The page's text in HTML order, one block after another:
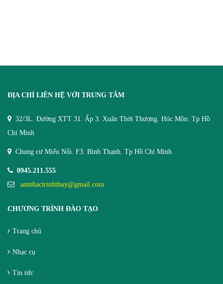
ĐỊA CHỈ LIÊN HỆ VỚI TRUNG TÂM
32/3L. Đường XTT 31. Ấp 3. Xuân Thới Thượng. Hóc Môn. Tp Hồ
Chí Minh
Chung cư Miếu Nổi. F3. Bình Thạnh. Tp Hồ Chí Minh
0945.211.555
amnhactrinhthuy@gmail.com
CHƯƠNG TRÌNH ĐÀO TẠO
Trang chủ
Nhạc cụ
Tin tức